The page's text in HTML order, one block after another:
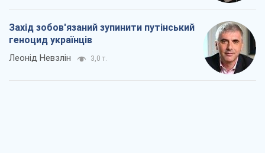
Захід зобов'язаний зупинити путінський
геноцид українців
Леонід Невзлін 3,0 т.